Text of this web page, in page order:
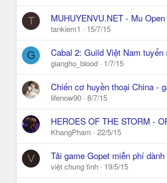
T MUHUYENVU.NET - Mu
tankiem1 15/7/15
G Cabal 2: Guild Việt Nam tuyển
giangho_blood 1/7/15
Chiến cơ huyền thoại China -
lifenow90 8/7/15
HEROES OF THE STORM -
KhangPham 22/5/15
V Tải game Gopet miễn phí
việt chung tình 19/5/15